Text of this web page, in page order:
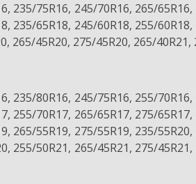
235/75R16, 245/70R16, 265/
235/65R18, 245/60R18, 255/
265/45R20, 275/45R20, 265/
235/80R16, 245/75R16, 255/
255/70R17, 265/65R17, 275/
265/55R19, 275/55R19, 235/
255/50R21, 265/45R21, 275/